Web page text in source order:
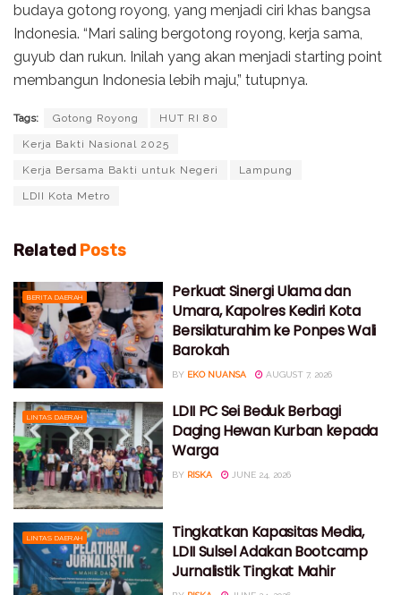
budaya gotong royong, yang menjadi ciri khas bangsa
Indonesia. “Mari saling bergotong royong, kerja sama,
guyub dan rukun. Inilah yang akan menjadi starting point
membangun Indonesia lebih maju,” tutupnya.
Tags: Gotong Royong HUT RI 80
Kerja Bakti Nasional 2025
Kerja Bersama Bakti untuk Negeri Lampung
LDII Kota Metro
Related Posts
BERITA DAERAH
Perkuat Sinergi Ulama dan
Umara, Kapolres Kediri Kota
Bersilaturahim ke Ponpes Wali
Barokah
BY EKO NUANSA AUGUST 7, 2026
LINTAS DAERAH
LDII PC Sei Beduk Berbagi
Daging Hewan Kurban kepada
Warga
BY RISKA JUNE 24, 2026
LINTAS DAERAH
Tingkatkan Kapasitas Media,
LDII Sulsel Adakan Bootcamp
Jurnalistik Tingkat Mahir